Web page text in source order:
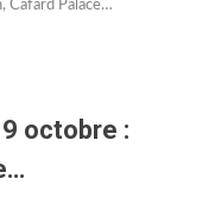
Cafard Palace…
octobre :